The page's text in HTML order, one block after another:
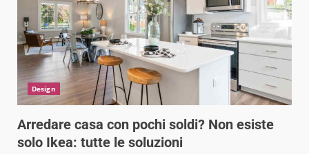
Design
Arredare casa con pochi soldi? Non esiste
solo Ikea: tutte le soluzioni